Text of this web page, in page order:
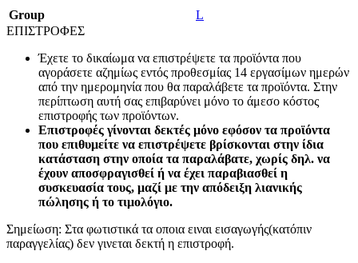
Group
L
ΕΠΙΣΤΡΟΦΕΣ
Έχετε το δικαίωμα να επιστρέψετε τα προϊόντα που
αγοράσετε αζημίως εντός προθεσμίας 14 εργασίμων ημερών
από την ημερομηνία που θα παραλάβετε τα προϊόντα. Στην
περίπτωση αυτή σας επιβαρύνει μόνο το άμεσο κόστος
επιστροφής των προϊόντων.
Επιστροφές γίνονται δεκτές μόνο εφόσον τα προϊόντα
που επιθυμείτε να επιστρέψετε βρίσκονται στην ίδια
κατάσταση στην οποία τα παραλάβατε, χωρίς δηλ. να
έχουν αποσφραγισθεί ή να έχει παραβιασθεί η
συσκευασία τους, μαζί με την απόδειξη λιανικής
πώλησης ή το τιμολόγιο.
Σημείωση: Στα φωτιστικά τα οποια ειναι εισαγωγής(κατόπιν
παραγγελίας) δεν γινεται δεκτή η επιστροφή.